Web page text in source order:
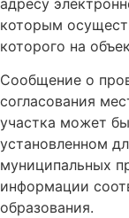
которым
которого на
Сообщение о
согласования
участка может
установленном
муниципальных
информации
образования.